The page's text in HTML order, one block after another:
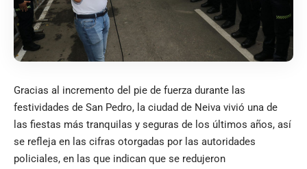
Gracias al incremento del pie de fuerza durante las
festividades de San Pedro, la ciudad de Neiva vivió una de
las fiestas más tranquilas y seguras de los últimos años, así
se refleja en las cifras otorgadas por las autoridades
policiales, en las que indican que se redujeron